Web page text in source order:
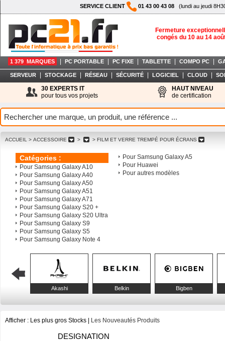
SERVICE CLIENT 01 43 00 43 08 (lundi au jeudi
Fermeture
congés du 10 au 14
1 379 MARQUES PC PORTABLE PC FIXE TABLETTE COMPO PC
SERVEUR STOCKAGE RÉSEAU SÉCURITÉ LOGICIEL CLOUD
30 EXPERTS IT
pour tous vos projets
HAUT NIVEAU
de certification
ACCUEIL > ACCESSOIRE > > FILM ET VERRE TREMPÉ POUR ÉCRANS
Catégories :
Pour Samsung Galaxy A10
Pour Samsung Galaxy A40
Pour Samsung Galaxy A50
Pour Samsung Galaxy A51
Pour Samsung Galaxy A71
Pour Samsung Galaxy S20 +
Pour Samsung Galaxy S20 Ultra
Pour Samsung Galaxy S9
Pour Samsung Galaxy S5
Pour Samsung Galaxy Note 4
Pour Samsung Galaxy A5
Pour Huawei
Pour autres modèles
Akashi Belkin Bigben
Afficher : Les plus gros Stocks Les Nouveautés Produits
DESIGNATION